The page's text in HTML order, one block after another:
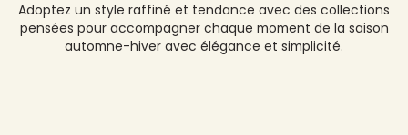
Adoptez un style raffiné et tendance avec des collections
pensées pour accompagner chaque moment de la saison
automne-hiver avec élégance et simplicité.